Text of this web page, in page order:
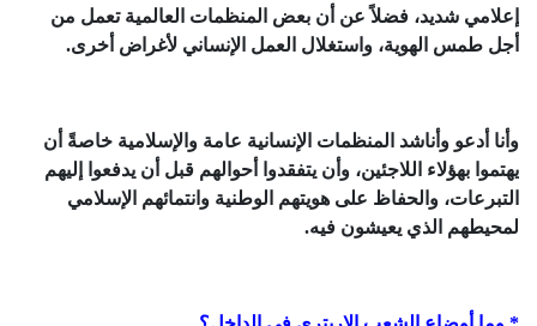
إعلامي شديد، فضلاً عن أن بعض المنظمات العالمية تعمل من
أجل طمس الهوية، واستغلال العمل الإنساني لأغراض أخرى.
وأنا أدعو وأناشد المنظمات الإنسانية عامة والإسلامية خاصةً أن
يهتموا بهؤلاء اللاجئين، وأن يتفقدوا أحوالهم قبل أن يدفعوا إليهم
التبرعات، والحفاظ على هويتهم الوطنية وانتمائهم الإسلامي
لمحيطهم الذي يعيشون فيه.